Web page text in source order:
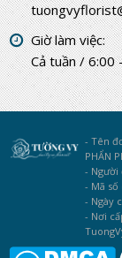
Giờ làm việc:
Cả tuần / 6:00
- Tên
PHẨN
- Người
- Mã số
- Ngày
- Nơi